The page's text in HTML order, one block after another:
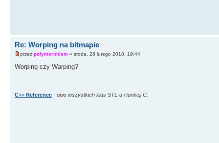
Re: Worping na bitmapie
przez polymorphism » środa, 28 lutego 2018, 19:44
Worping czy Warping?
C++ Reference - opis wszystkich klas STL-a i funkcji C.